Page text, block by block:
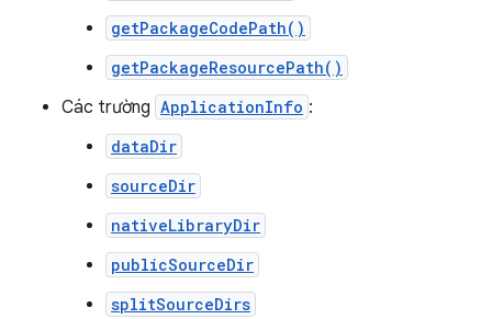
getPackageCodePath()
getPackageResourcePath()
Các trường ApplicationInfo :
dataDir
sourceDir
nativeLibraryDir
publicSourceDir
splitSourceDirs